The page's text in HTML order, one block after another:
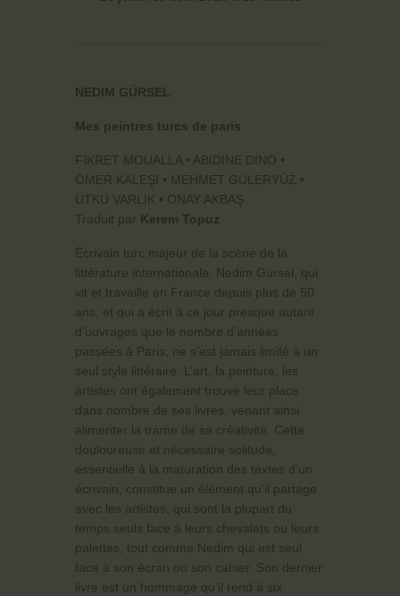
NEDIM GÜRSEL
Mes peintres turcs de paris
FIKRET MOUALLA • ABIDINE DINO •
ÖMER KALEŞI • MEHMET GÜLERYÜZ •
UTKU VARLIK • ONAY AKBAŞ
Traduit par Kerem Topuz
Écrivain turc majeur de la scène de la
littérature internationale, Nedim Gürsel, qui
vit et travaille en France depuis plus de 50
ans, et qui a écrit à ce jour presque autant
d’ouvrages que le nombre d’années
passées à Paris, ne s’est jamais limité à un
seul style littéraire. L’art, la peinture, les
artistes ont également trouvé leur place
dans nombre de ses livres, venant ainsi
alimenter la trame de sa créativité. Cette
douloureuse et nécessaire solitude,
essentielle à la maturation des textes d’un
écrivain, constitue un élément qu’il partage
avec les artistes, qui sont la plupart du
temps seuls face à leurs chevalets ou leurs
palettes, tout comme Nedim qui est seul
face à son écran ou son cahier. Son dernier
livre est un hommage qu’il rend à six